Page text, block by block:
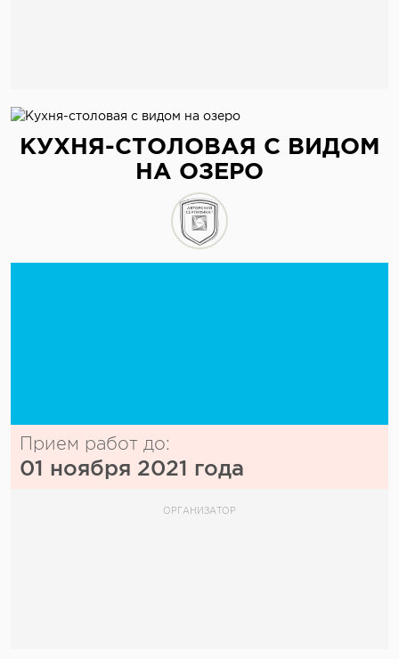
КУХНЯ-СТОЛОВАЯ С ВИДОМ
НА ОЗЕРО
Прием работ до:
01 ноября 2021 года
ОРГАНИЗАТОР